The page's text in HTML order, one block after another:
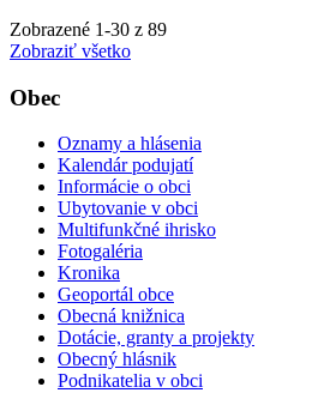
Zobrazené 1-30 z 89
Zobraziť všetko
Obec
Oznamy a hlásenia
Kalendár podujatí
Informácie o obci
Ubytovanie v obci
Multifunkčné ihrisko
Fotogaléria
Kronika
Geoportál obce
Obecná knižnica
Dotácie, granty a projekty
Obecný hlásnik
Podnikatelia v obci